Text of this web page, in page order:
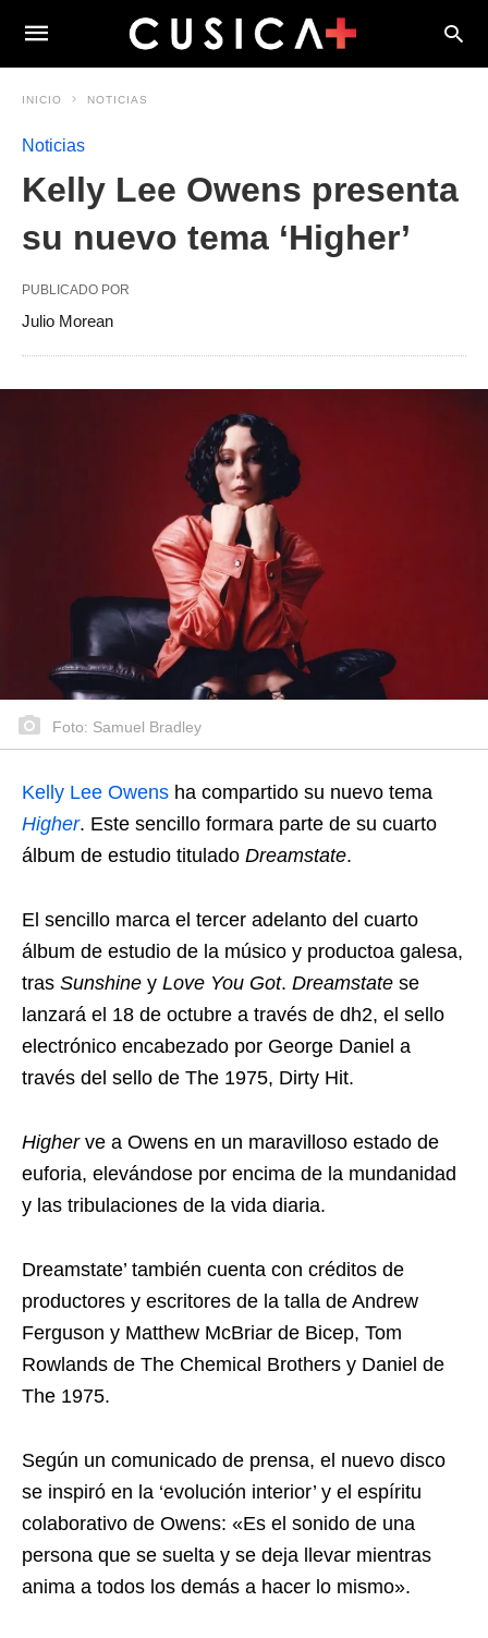
INICIO NOTICIAS
Noticias
Kelly Lee Owens presenta
su nuevo tema ‘Higher’
PUBLICADO POR
Julio Morean
Foto: Samuel Bradley
Kelly Lee Owens ha compartido su nuevo tema
Higher. Este sencillo formara parte de su cuarto
álbum de estudio titulado Dreamstate.
El sencillo marca el tercer adelanto del cuarto
álbum de estudio de la músico y productoa galesa,
tras Sunshine y Love You Got. Dreamstate se
lanzará el 18 de octubre a través de dh2, el sello
electrónico encabezado por George Daniel a
través del sello de The 1975, Dirty Hit.
Higherve a Owens en un maravilloso estado de
euforia, elevándose por encima de la mundanidad
y las tribulaciones de la vida diaria.
Dreamstate’ también cuenta con créditos de
productores y escritores de la talla de Andrew
Ferguson y Matthew McBriar de Bicep, Tom
Rowlands de The Chemical Brothers y Daniel de
The 1975.
Según un comunicado de prensa, el nuevo disco
se inspiró en la ‘evolución interior’ y el espíritu
colaborativo de Owens: «Es el sonido de una
persona que se suelta y se deja llevar mientras
anima a todos los demás a hacer lo mismo».